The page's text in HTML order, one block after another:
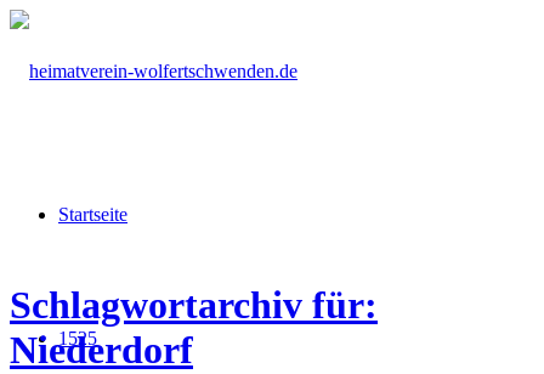
Startseite
1525
Schlagwortarchiv für:
Niederdorf